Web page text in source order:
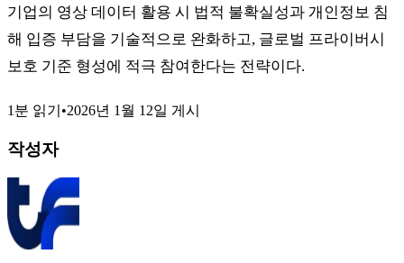
기업의 영상 데이터 활용 시 법적 불확실성과 개인정보 침
해 입증 부담을 기술적으로 완화하고, 글로벌 프라이버시
보호 기준 형성에 적극 참여한다는 전략이다.
1분 읽기 •2026년 1월 12일 게시
작성자